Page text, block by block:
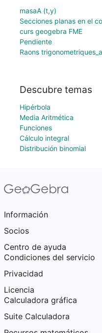
masaA (t,y)
Secciones planas en el
curs geogebra FME
Pendiente
Raons
Descubre temas
Hipérbola
Media Aritmética
Funciones
Cálculo integral
Distribución binomial
Información
Socios
Centro de ayuda
Condiciones del servicio
Privacidad
Licencia
Calculadora gráfica
Suite Calculadora